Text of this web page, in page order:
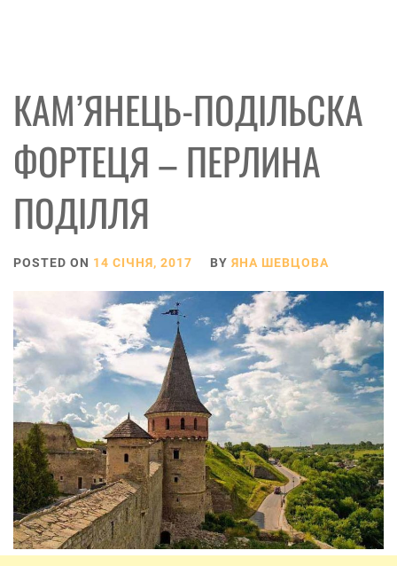
КАМ’ЯНЕЦЬ-ПОДІЛЬСКА
ФОРТЕЦЯ – ПЕРЛИНА
ПОДІЛЛЯ
POSTED ON 14 СІЧНЯ, 2017 BY ЯНА ШЕВЦОВА